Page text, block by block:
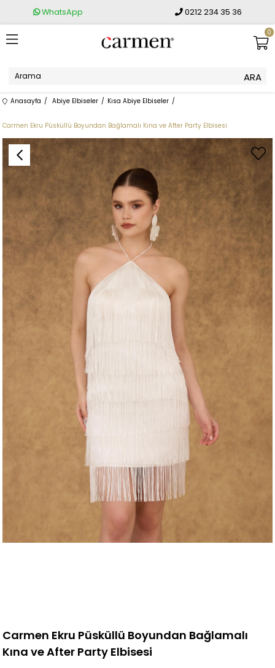
WhatsApp 0212 234 35 36
0
Anasayfa Abiye Elbiseler Kısa Abiye Elbiseler
Carmen Ekru Püsküllü Boyundan Bağlamalı Kına ve After Party Elbisesi
Carmen Ekru Püsküllü Boyundan Bağlamalı
Kına ve After Party Elbisesi